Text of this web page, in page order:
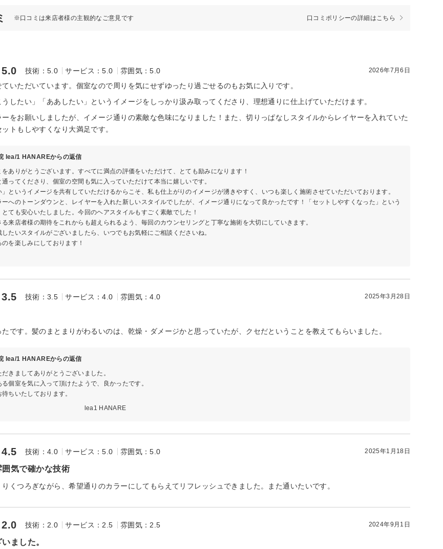
※口コミは来店者様の主観的なご意見です 口コミポリシーの詳細はこちら
5.0 技術：5.0 サービス：5.0 雰囲気：5.0 2026年7月6日
いただいています。個室なので周りを気にせずゆったり過ごせるのもお気に入りです。
したい」「ああしたい」というイメージをしっかり汲み取ってくださり、理想通りに仕上げていただけます。
をお願いしましたが、イメージ通りの素敵な色味になりました！また、切りっぱなしスタイルからレイヤーを入れていた
トもしやすくなり大満足です。
lea/1 HANAREからの返信
ありがとうございます。すべてに満点の評価をいただけて、とても励みになります！
ってくださり、個室の空間も気に入っていただけて本当に嬉しいです。
というイメージを共有していただけるからこそ、私も仕上がりのイメージが湧きやすく、いつも楽しく施術させていただいております。
へのトーンダウンと、レイヤーを入れた新しいスタイルでしたが、イメージ通りになって良かったです！「セットしやすくなった」という
ても安心いたしました。今回のヘアスタイルもすごく素敵でした！
来店者様の期待をこれからも超えられるよう、毎回のカウンセリングと丁寧な施術を大切にしていきます。
たいスタイルがございましたら、いつでもお気軽にご相談くださいね。
を楽しみにしております！
3.5 技術：3.5 サービス：4.0 雰囲気：4.0 2025年3月28日
です。髪のまとまりがわるいのは、乾燥・ダメージかと思っていたが、クセだということを教えてもらいました。
lea/1 HANAREからの返信
きましてありがとうございました。
個室を気に入って頂けたようで、良かったです。
ちいたしております。
HANARE
4.5 技術：4.0 サービス：5.0 雰囲気：5.0 2025年1月18日
気で確かな技術
くつろぎながら、希望通りのカラーにしてもらえてリフレッシュできました。また通いたいです。
2.0 技術：2.0 サービス：2.5 雰囲気：2.5 2024年9月1日
ました。